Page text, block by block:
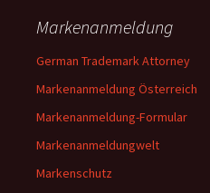
Markenanmeldung
German Trademark Attorney
Markenanmeldung Österreich
Markenanmeldung-Formular
Markenanmeldungwelt
Markenschutz